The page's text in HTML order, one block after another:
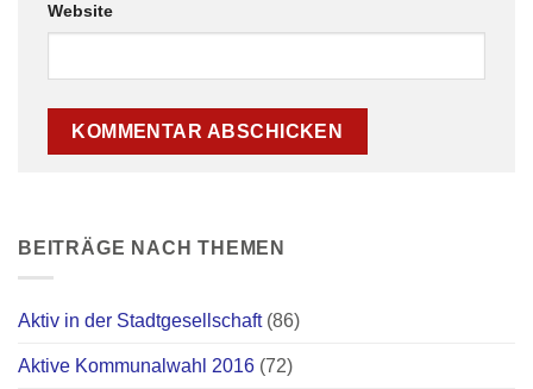
Website
BEITRÄGE NACH THEMEN
Aktiv in der Stadtgesellschaft(86)
Aktive Kommunalwahl 2016 (72)